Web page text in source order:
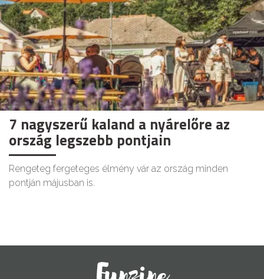
7 nagyszerű kaland a nyárelőre az
ország legszebb pontjain
Rengeteg fergeteges élmény vár az ország minden
pontján májusban is.